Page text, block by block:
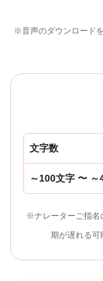
※音声のダウンロード
文字数
～100文字 〜
※ナレーターご指名
期が遅れる可